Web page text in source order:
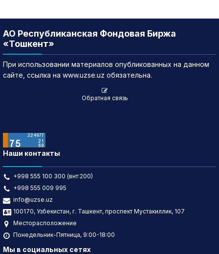
АО Республиканская Фондовая Биржа
«Тошкент»
При использовании материалов опубликованных на данном
сайте, ссылка на www.uzse.uz обязательна.
Обратная связь
Наши контакты
+998 555 100 300 (внт:200)
+998 555 009 995
info@uzse.uz
100170, Узбекистан, г. Ташкент, проспект Мустакиллик, 107
Месторасположение
Понедельник-Пятница, 9:00-18:00
Мы в социальных сетях